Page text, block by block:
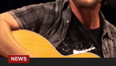
NEWS